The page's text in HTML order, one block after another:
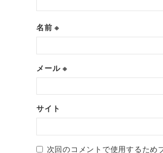
名前※
メール※
サイト
次回のコメントで使用するため